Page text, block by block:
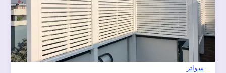
سواتر